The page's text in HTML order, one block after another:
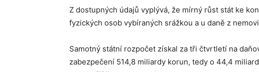
Z dostupných údajů vyplývá, že mírný růst stát ke
fyzických osob vybíraných srážkou a u daně z
Samotný státní rozpočet získal za tři čtvrtletí na
zabezpečení 514,8 miliardy korun, tedy o 44,4